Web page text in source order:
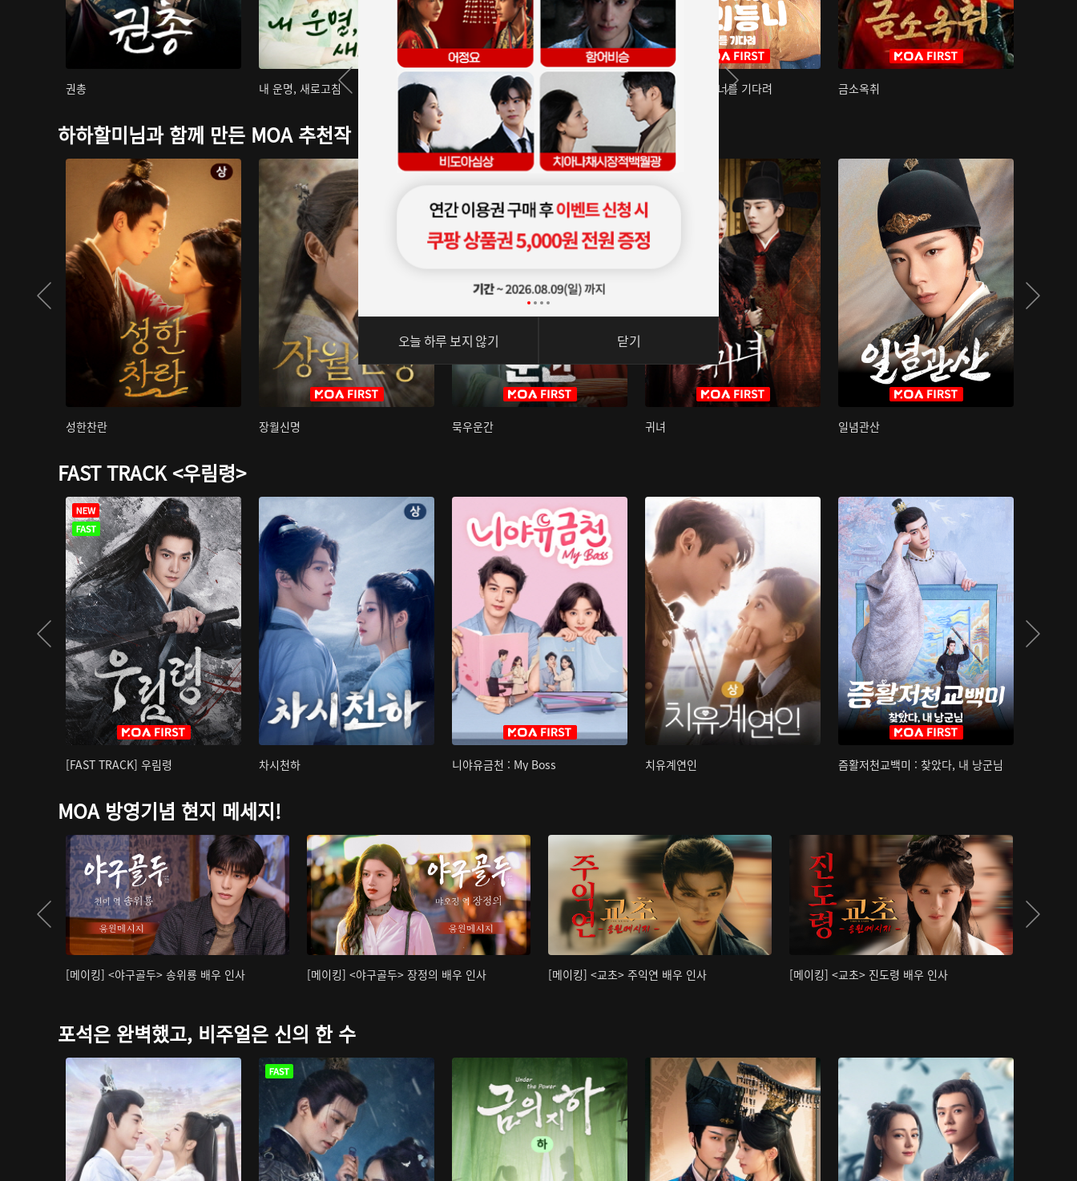
권총 내 운명, 새로고침 아재저리등니 : 너를 기다려 금소옥취
하하할미님과 함께 만든 MOA 추천작
성한찬란 장월신명 묵우운간 귀녀 일념관산
FAST TRACK <우림령>
[FAST TRACK] 우림령 차시천하 니야유금천 : My Boss 치유계연인 즘활저천교백미 : 찾았다, 내 낭군님
MOA 방영기념 현지 메세지!
[메이킹] <야구골두> 송위룡 배우 인사 [메이킹] <야구골두> 장정의 배우 인사 [메이킹] <교초> 주익연 배우 인사 [메이킹] <교초> 진도령 배우 인사
포석은 완벽했고, 비주얼은 신의 한 수
오늘 하루 보지 않기 닫기